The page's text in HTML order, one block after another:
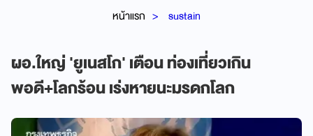
หน้าแรก sustain
ผอ.ใหญ่ 'ยูเนสโก' เตือน ท่องเที่ยวเกิน
พอดี+โลกร้อน เร่งหายนะมรดกโลก